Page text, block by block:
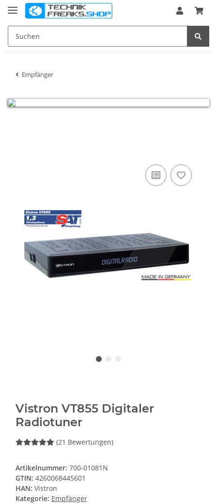
Empfänger
Vistron VT855 Digitaler
Radiotuner
(21 Bewertungen)
Artikelnummer: 700-01081N
GTIN: 4260068445601
HAN: Vistron
Kategorie: Empfänger